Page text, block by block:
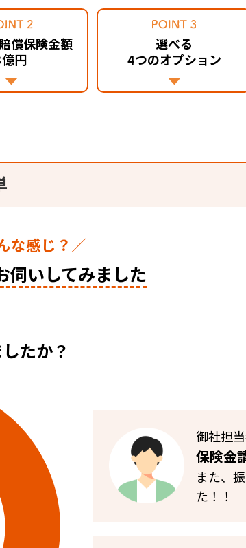
償保険金額
円
選べる
4つのオプション
な感じ？／
伺いしてみました
たか？
御社担
保険金
また、
た！！